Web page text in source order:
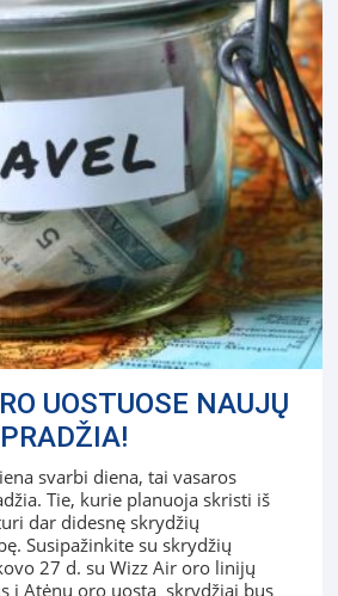
UOSTUOSE NAUJŲ
svarbi diena, tai vasaros
Tie, kurie planuoja skristi iš
dar didesnę skrydžių
Susipažinkite su skrydžių
27 d. su Wizz Air oro linijų
į Atėnų oro uostą skrydžiai bus